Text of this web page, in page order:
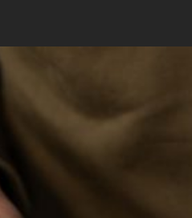
de winkelwagen.